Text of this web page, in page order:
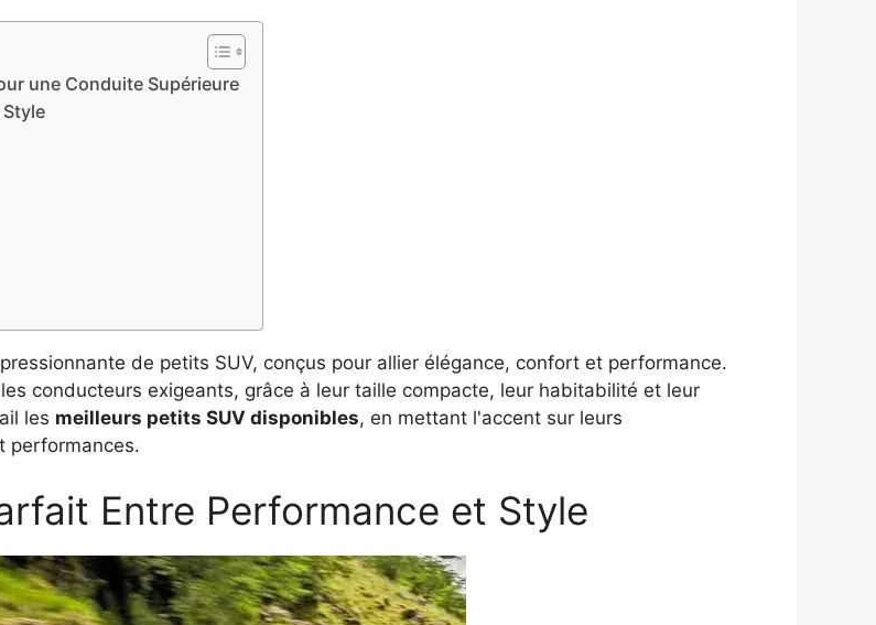
une Conduite Supérieure
de petits SUV, conçus pour allier élégance, confort et performance.
conducteurs exigeants, grâce à leur taille compacte, leur habitabilité et leur
les meilleurs petits SUV disponibles, en mettant l'accent sur leurs
performances.
Entre Performance et Style